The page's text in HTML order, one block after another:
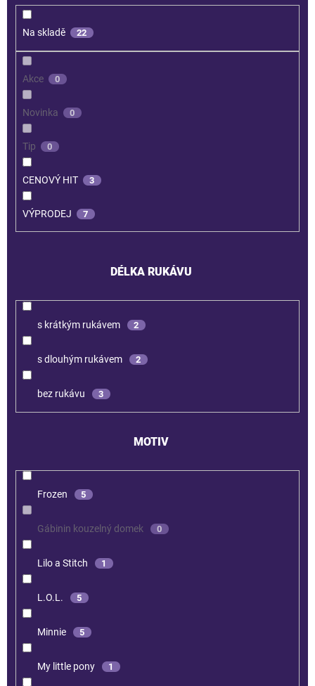
Na skladě 22
Akce 0
Novinka 0
Tip 0
CENOVÝ HIT 3
VÝPRODEJ 7
DÉLKA RUKÁVU
s krátkým rukávem 2
s dlouhým rukávem 2
bez rukávu 3
MOTIV
Frozen 5
Gábinin kouzelný domek 0
Lilo a Stitch 1
L.O.L. 5
Minnie 5
My little pony 1